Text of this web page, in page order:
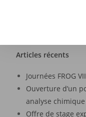
Articles récents
Journées FROG
Ouverture d’un
analyse
Offre de stage